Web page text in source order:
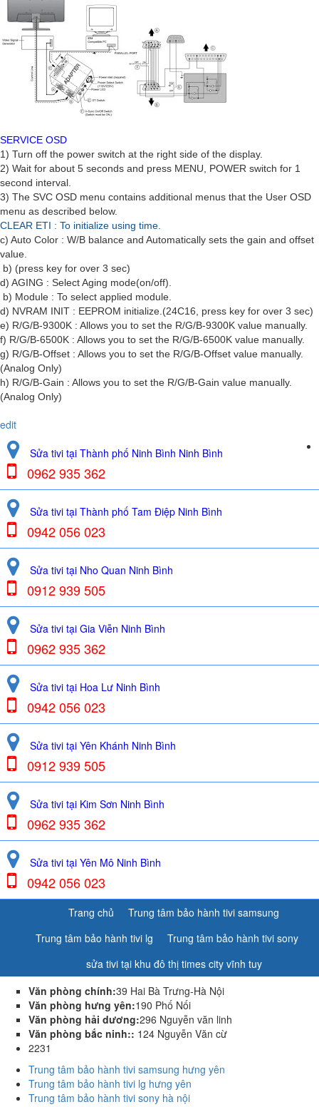
SERVICE OSD
1) Turn off the power switch at the right side of the display.
2) Wait for about 5 seconds and press MENU, POWER switch for 1
second interval.
3) The SVC OSD menu contains additional menus that the User OSD
menu as described below.
CLEAR ETI : To initialize using time.
c) Auto Color : W/B balance and Automatically sets the gain and offset
value.
b) (press key for over 3 sec)
d) AGING : Select Aging mode(on/off).
b) Module : To select applied module.
d) NVRAM INIT : EEPROM initialize.(24C16, press key for over 3 sec)
e) R/G/B-9300K : Allows you to set the R/G/B-9300K value manually.
f) R/G/B-6500K : Allows you to set the R/G/B-6500K value manually.
g) R/G/B-Offset : Allows you to set the R/G/B-Offset value manually.
(Analog Only)
h) R/G/B-Gain : Allows you to set the R/G/B-Gain value manually.
(Analog Only)
edit
Sửa tivi tại Thành phố Ninh Bình Ninh Bình
0962 935 362
Sửa tivi tại Thành phố Tam Điệp Ninh Bình
0942 056 023
Sửa tivi tại Nho Quan Ninh Bình
0912 939 505
Sửa tivi tại Gia Viễn Ninh Bình
0962 935 362
Sửa tivi tại Hoa Lư Ninh Bình
0942 056 023
Sửa tivi tại Yên Khánh Ninh Bình
0912 939 505
Sửa tivi tại Kim Sơn Ninh Bình
0962 935 362
Sửa tivi tại Yên Mô Ninh Bình
0942 056 023
Trang chủ
Trung tâm bảo hành tivi samsung
Trung tâm bảo hành tivi lg
Trung tâm bảo hành tivi sony
sửa tivi tại khu đô thị times city vĩnh tuy
Văn phòng chính:39 Hai Bà Trưng-Hà Nội
Văn phòng hưng yên:190 Phố Nối
Văn phòng hải dương:296 Nguyễn văn linh
Văn phòng bắc ninh:: 124 Nguyễn Văn cừ
2231
Trung tâm bảo hành tivi samsung hưng yên
Trung tâm bảo hành tivi lg hưng yên
Trung tâm bảo hành tivi sony hà nội